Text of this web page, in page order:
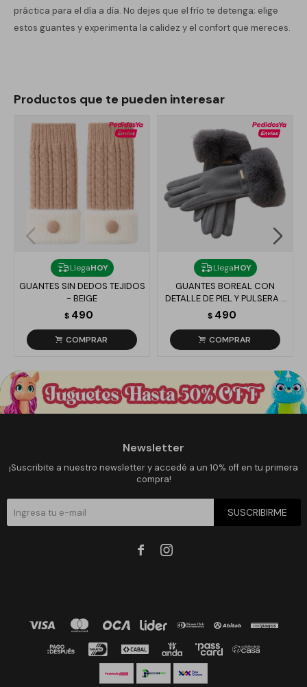
práctica para el día a día. No dejes que el frío te detenga; elige
estos guantes y experimenta la calidez y el confort que mereces.
Productos que te pueden interesar
LlegaHOY
GUANTES SIN DEDOS TEJIDOS
- BEIGE
$ 490
LlegaHOY
GUANTES BOREAL CON
DETALLE DE PIEL Y PULSERA -
GRIS
$ 490
Newsletter
¡Suscribite a nuestro newsletter y accedé a un 10% off en tu primera
compra!
SUSCRIBIRME
 